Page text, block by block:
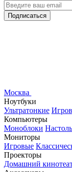
Подписаться
Москва
Ноутбуки
Ультратонкие
Компьютеры
Моноблоки
Мониторы
Игровые
Проекторы
Домашний